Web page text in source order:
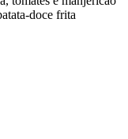
doce frita